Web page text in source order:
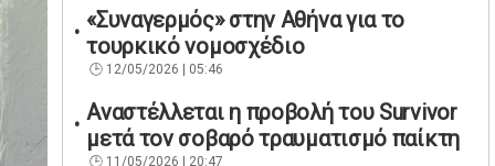
«Συναγερμός» στην Αθήνα για το
τουρκικό νομοσχέδιο
12/05/2026 | 05:46
Αναστέλλεται η προβολή του Survivor
μετά τον σοβαρό τραυματισμό παίκτη
11/05/2026 | 20:47